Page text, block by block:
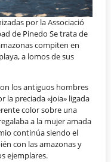
por la Associació
de Pinedo Se trata de
compiten en
a lomos de sus
los antiguos hombres
la preciada «joia» ligada
color sobre una
a la mujer amada
continúa siendo el
con las amazonas y
ejemplares.